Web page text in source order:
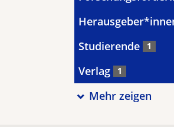
Studierende 1
Verlag 1
Mehr zeigen